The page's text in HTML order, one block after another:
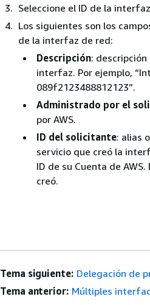
Seleccione el ID de la
Los siguientes son los
de la interfaz de red:
Descripción:
interfaz. Por ejemplo,
089f2123488812123”.
Administrado por el
por AWS.
ID del solicitante: alias
servicio que creó la
ID de su Cuenta de
creó.
Tema siguiente: Delegación de
Tema anterior: Múltiples